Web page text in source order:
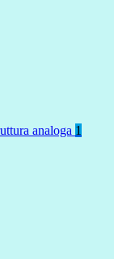
analoga 1